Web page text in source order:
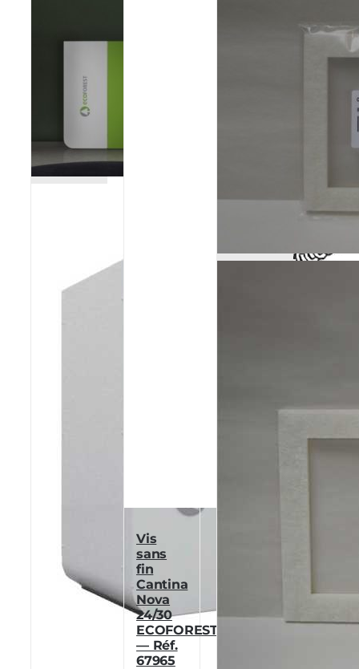
Poêles et chaudières
Conduit de fumées
Vis
sans
fin
Cantina
Nova
24/30
ECOFOREST
— Réf.
67965